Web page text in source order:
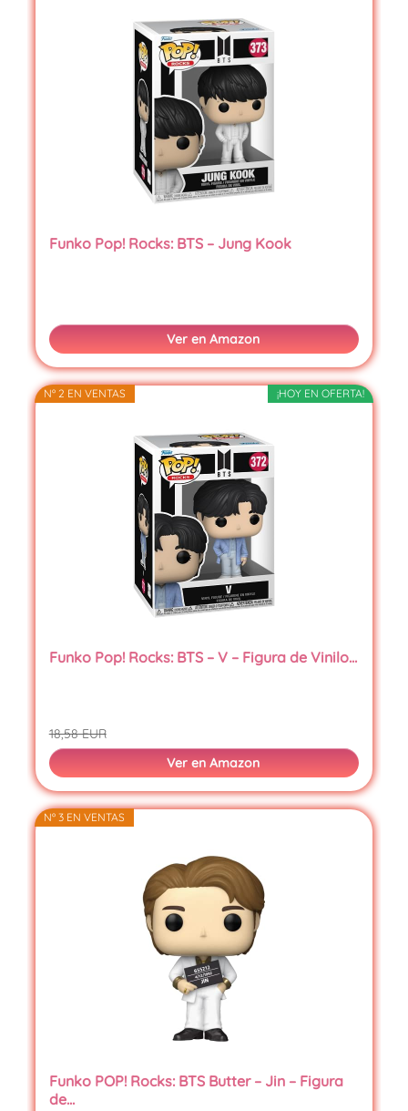
Funko Pop! Rocks: BTS – Jung Kook
Ver en Amazon
¡HOY EN OFERTA!
Nº 2 EN VENTAS
Funko Pop! Rocks: BTS – V – Figura de Vinilo…
18,58 EUR
Ver en Amazon
Nº 3 EN VENTAS
Funko POP! Rocks: BTS Butter – Jin – Figura
de…